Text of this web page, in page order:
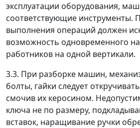
эксплуатации оборудования,
соответствующие инструменты.
выполнения операций должен
возможность одновременного
работников на одной вертикали.
3.3. При разборке машин,
болты, гайки следует
смочив их керосином.
ключа не по размеру,
вставок, наращивание ручки